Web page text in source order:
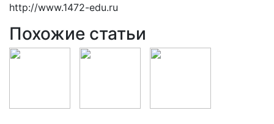
http://www.1472-edu.ru
Похожие статьи